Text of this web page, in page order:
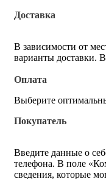
Доставка
В зависимости от
варианты доставки.
Оплата
Выберите
Покупатель
Введите данные о
телефона. В поле
сведения, которые